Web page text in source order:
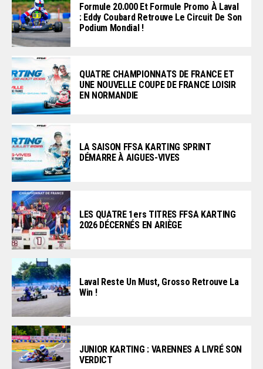
Formule 20.000 Et Formule Promo À Laval
: Eddy Coubard Retrouve Le Circuit De Son
Podium Mondial !
QUATRE CHAMPIONNATS DE FRANCE ET
UNE NOUVELLE COUPE DE FRANCE LOISIR
EN NORMANDIE
LA SAISON FFSA KARTING SPRINT
DÉMARRE À AIGUES-VIVES
LES QUATRE 1ers TITRES FFSA KARTING
2026 DÉCERNÉS EN ARIÈGE
Laval Reste Un Must, Grosso Retrouve La
Win !
JUNIOR KARTING : VARENNES A LIVRÉ SON
VERDICT